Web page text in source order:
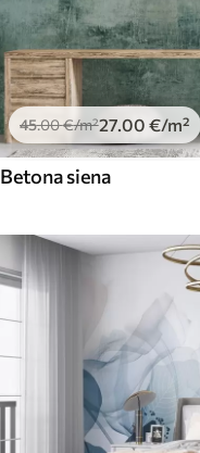
45.00€/m²27.00 €/m²
Betona siena